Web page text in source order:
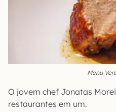
Menu
O jovem chef Jonatas
restaurantes em um.